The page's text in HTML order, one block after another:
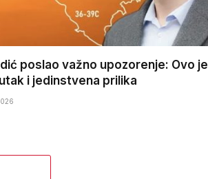
poslao važno upozorenje: Ovo je
i jedinstvena prilika